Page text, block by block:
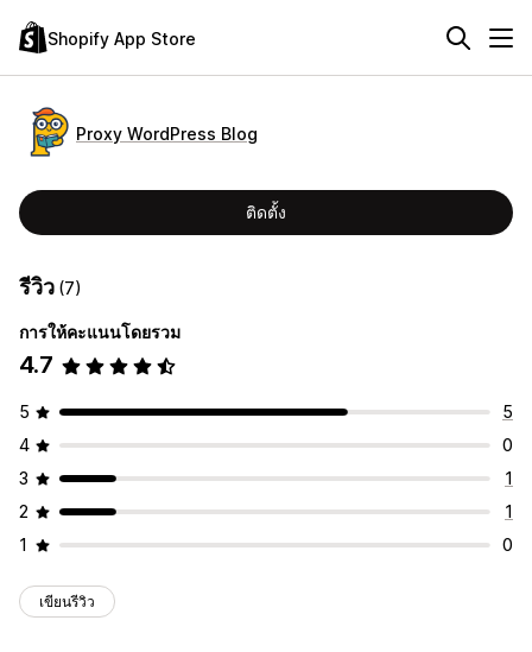
Shopify App Store
Proxy WordPress Blog
ติดตั้ง
รีวิว (7)
การให้คะแนนโดยรวม
4.7
5
5
4
0
3
1
2
1
1
0
เขียนรีวิว